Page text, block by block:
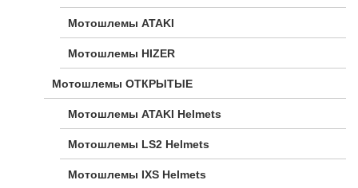
Мотошлемы ATAKI
Мотошлемы HIZER
Мотошлемы ОТКРЫТЫЕ
Мотошлемы ATAKI Helmets
Мотошлемы LS2 Helmets
Мотошлемы IXS Helmets